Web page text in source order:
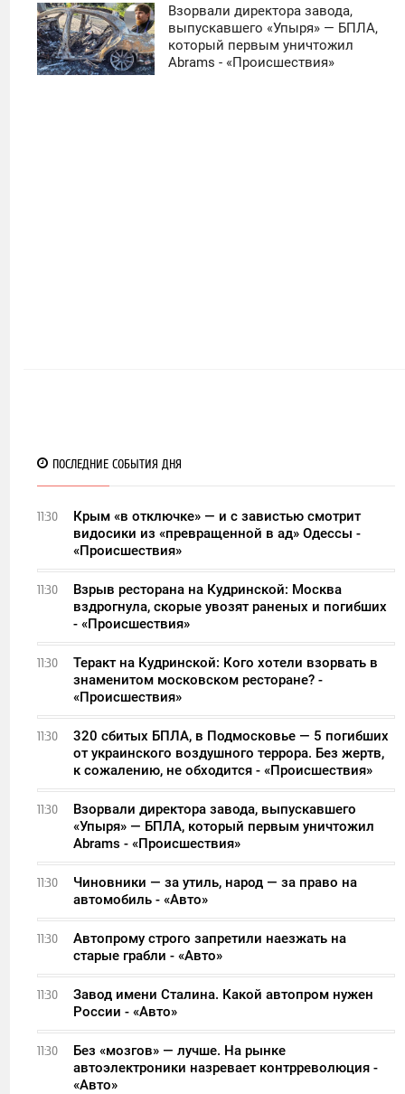
Взорвали директора завода,
выпускавшего «Упыря» — БПЛА,
который первым уничтожил
Abrams - «Происшествия»
ПОСЛЕДНИЕ СОБЫТИЯ ДНЯ
11:30
Крым «в отключке» — и с завистью смотрит
видосики из «превращенной в ад» Одессы -
«Происшествия»
11:30
Взрыв ресторана на Кудринской: Москва
вздрогнула, скорые увозят раненых и погибших
- «Происшествия»
11:30
Теракт на Кудринской: Кого хотели взорвать в
знаменитом московском ресторане? -
«Происшествия»
11:30
320 сбитых БПЛА, в Подмосковье — 5 погибших
от украинского воздушного террора. Без жертв,
к сожалению, не обходится - «Происшествия»
11:30
Взорвали директора завода, выпускавшего
«Упыря» — БПЛА, который первым уничтожил
Abrams - «Происшествия»
11:30
Чиновники — за утиль, народ — за право на
автомобиль - «Авто»
11:30
Автопрому строго запретили наезжать на
старые грабли - «Авто»
11:30
Завод имени Сталина. Какой автопром нужен
России - «Авто»
11:30
Без «мозгов» — лучше. На рынке
автоэлектроники назревает контрреволюция -
«Авто»